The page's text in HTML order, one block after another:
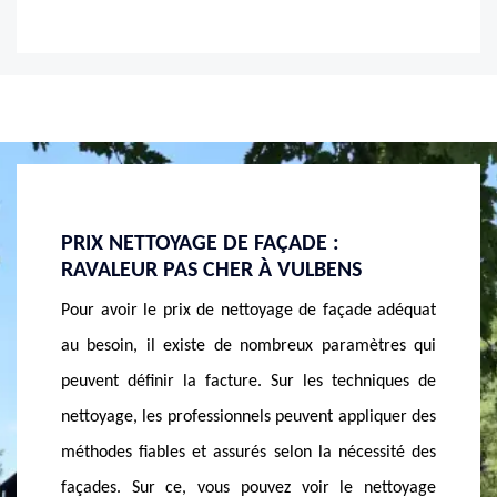
des
SOCIÉTÉ NETTOYAGE DE FAÇADE À
VULBENS
Les façades de maison jouent un très grand rôle
dans la tenue et l’esthétique. Dans le cadre d’un
entretien, notre société de nettoyage de façade à
Vulbens utilise rarement l’eau de javel. La javel
fortement concentrée semble efficace dans le
nettoyage de façade, mais cela peut engendrer la
Au fil
Le
la
avoir
Mais